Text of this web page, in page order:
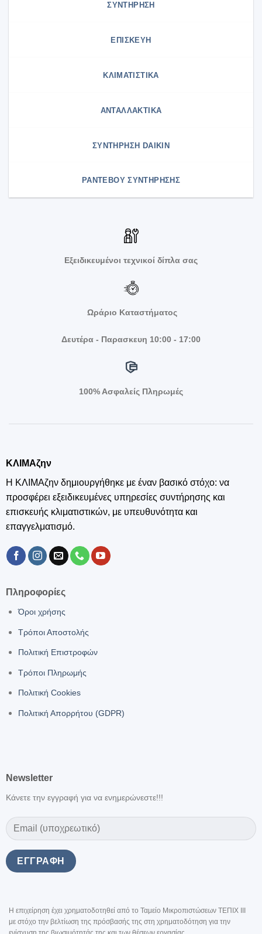
ΣΥΝΤΗΡΗΣΗ
ΕΠΙΣΚΕΥΗ
ΚΛΙΜΑΤΙΣΤΙΚΑ
ΑΝΤΑΛΛΑΚΤΙΚΑ
ΣΥΝΤΉΡΗΣΗ DAIKIN
ΡΑΝΤΕΒΟΥ ΣΥΝΤΗΡΗΣΗΣ
Εξειδικευμένοι τεχνικοί δίπλα σας
Ωράριο Καταστήματος
Δευτέρα - Παρασκευη 10:00 - 17:00
100% Ασφαλείς Πληρωμές
ΚΛΙΜΑζην
Η ΚΛΙΜΑζην δημιουργήθηκε με έναν βασικό στόχο: να
προσφέρει εξειδικευμένες υπηρεσίες συντήρησης και
επισκευής κλιματιστικών, με υπευθυνότητα και
επαγγελματισμό.
Πληροφορίες
Όροι χρήσης
Τρόποι Αποστολής
Πολιτική Επιστροφών
Τρόποι Πληρωμής
Πολιτική Cookies
Πολιτική Απορρήτου (GDPR)
Newsletter
Κάνετε την εγγραφή για να ενημερώνεστε!!!
Η επιχείρηση έχει χρηματοδοτηθεί από το Ταμείο Μικροπιστώσεων ΤΕΠΙΧ III
με στόχο την βελτίωση της πρόσβασής της στη χρηματοδότηση για την